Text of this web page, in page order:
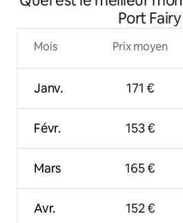
Port
Mois
Janv.
Févr.
Mars
Avr.
Prix moyen
171 €
153 €
165 €
152 €